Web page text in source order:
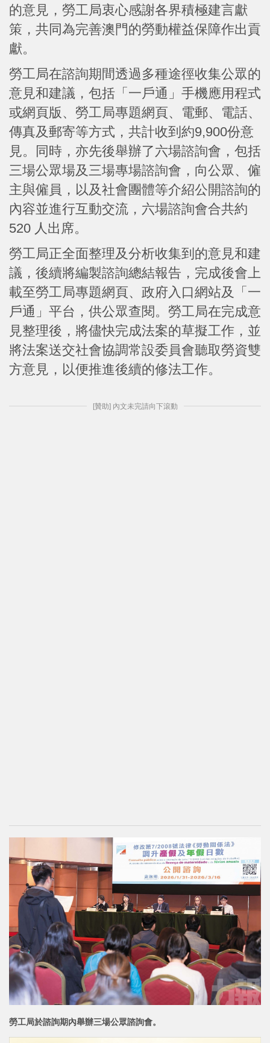
的意見，勞工局衷心感謝各界積極建言獻
策，共同為完善澳門的勞動權益保障作出貢
獻。
勞工局在諮詢期間透過多種途徑收集公眾的
意見和建議，包括「一戶通」手機應用程式
或網頁版、勞工局專題網頁、電郵、電話、
傳真及郵寄等方式，共計收到約9,900份意
見。同時，亦先後舉辦了六場諮詢會，包括
三場公眾場及三場專場諮詢會，向公眾、僱
主與僱員，以及社會團體等介紹公開諮詢的
內容並進行互動交流，六場諮詢會合共約
520 人出席。
勞工局正全面整理及分析收集到的意見和建
議，後續將編製諮詢總結報告，完成後會上
載至勞工局專題網頁、政府入口網站及「一
戶通」平台，供公眾查閱。勞工局在完成意
見整理後，將儘快完成法案的草擬工作，並
將法案送交社會協調常設委員會聽取勞資雙
方意見，以便推進後續的修法工作。
[贊助] 內文未完請向下滾動
勞工局於諮詢期內舉辦三場公眾諮詢會。